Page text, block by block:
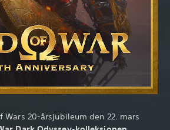
Wars 20-årsjubileum den 22. mars